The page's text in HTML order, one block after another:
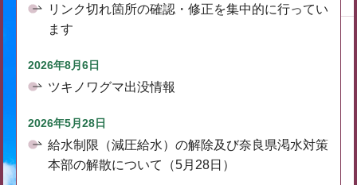
リンク切れ箇所の確認・修正を集中的に行ってい
ます
2026年8月6日
ツキノワグマ出没情報
2026年5月28日
給水制限（減圧給水）の解除及び奈良県渇水対策
本部の解散について（5月28日）